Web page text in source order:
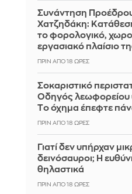
Συνάντηση
Χατζηδάκη:
το φορολογικό,
εργασιακό πλαίσιο
ΠΡΙΝ ΑΠΌ 18 ΏΡΕΣ
Σοκαριστικό
Οδηγός λεωφορείου
Tο όχημα έπεφτε
ΠΡΙΝ ΑΠΌ 18 ΏΡΕΣ
Γιατί δεν υπήρχαν
δεινόσαυροι; Η
θηλαστικά
ΠΡΙΝ ΑΠΌ 18 ΏΡΕΣ